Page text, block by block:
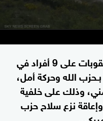
فرضت وزارة الخزانة الأميركية عقوبات على 9 أفراد في
الله وحركة أمل،
وذلك على خلفية
نزع سلاح حزب